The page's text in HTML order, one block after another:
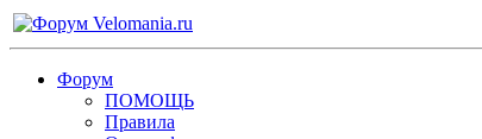
Форум
ПОМОЩЬ
Правила